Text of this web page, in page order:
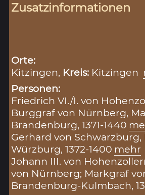
Zusatzinformationen
Orte:
Kitzingen, Kreis: Kitzingen
Personen:
Friedrich VI./I. von
Burggraf von Nürnberg,
Brandenburg, 1371-1440
Gerhard von Schwarzburg,
Würzburg, 1372-1400 mehr
Johann III. von
von Nürnberg; Markgraf
Brandenburg-Kulmbach,